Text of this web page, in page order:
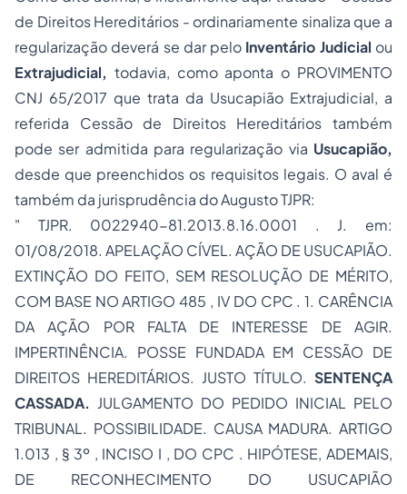
de Direitos Hereditários - ordinariamente sinaliza que a
regularização deverá se dar pelo Inventário Judicial ou
Extrajudicial, todavia, como aponta o PROVIMENTO
CNJ 65/2017 que trata da Usucapião Extrajudicial, a
referida Cessão de Direitos Hereditários também
pode ser admitida para regularização via Usucapião,
desde que preenchidos os requisitos legais. O aval é
também da jurisprudência do Augusto TJPR:
" TJPR. 0022940-81.2013.8.16.0001 . J. em:
01/08/2018. APELAÇÃO CÍVEL. AÇÃO DE USUCAPIÃO.
EXTINÇÃO DO FEITO, SEM RESOLUÇÃO DE MÉRITO,
COM BASE NO ARTIGO 485 , IV DO CPC . 1. CARÊNCIA
DA AÇÃO POR FALTA DE INTERESSE DE AGIR.
IMPERTINÊNCIA. POSSE FUNDADA EM CESSÃO DE
DIREITOS HEREDITÁRIOS. JUSTO TÍTULO. SENTENÇA
CASSADA. JULGAMENTO DO PEDIDO INICIAL PELO
TRIBUNAL. POSSIBILIDADE. CAUSA MADURA. ARTIGO
1.013 , § 3º , INCISO I , DO CPC . HIPÓTESE, ADEMAIS,
DE RECONHECIMENTO DO USUCAPIÃO